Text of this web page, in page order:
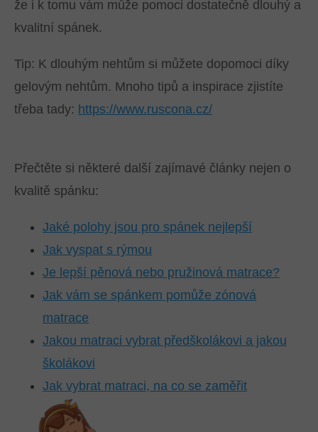
že i k tomu vám může pomoci dostatečně dlouhý a
kvalitní spánek.
Tip: K dlouhým nehtům si můžete dopomoci díky
gelovým nehtům. Mnoho tipů a inspirace zjistíte
třeba tady: https://www.ruscona.cz/
Přečtěte si některé další zajímavé články nejen o
kvalitě spánku:
Jaké polohy jsou pro spánek nejlepší
Jak vyspat s rýmou
Je lepší pěnová nebo pružinová matrace?
Jak vám se spánkem pomůže zónová
matrace
Jakou matraci vybrat předškolákovi a jakou
školákovi
Jak vybrat matraci, na co se zaměřit